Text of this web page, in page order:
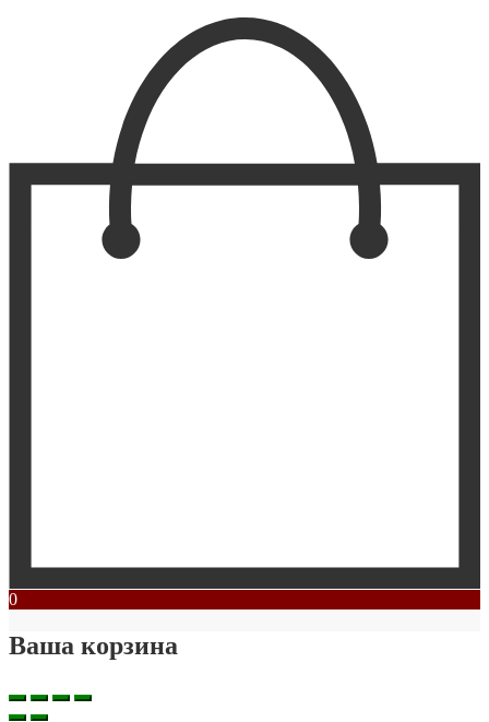
0
Ваша корзина